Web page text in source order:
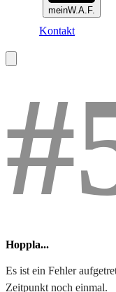
meinW.A.F.
Kontakt
Hoppla...
Es ist ein Fehler
Zeitpunkt noch einmal.